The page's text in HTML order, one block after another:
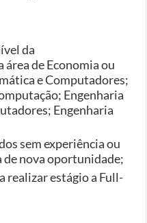
da
de Economia ou
e Computadores;
Engenharia
Engenharia
sem experiência ou
de nova oportunidade;
estágio a Full-